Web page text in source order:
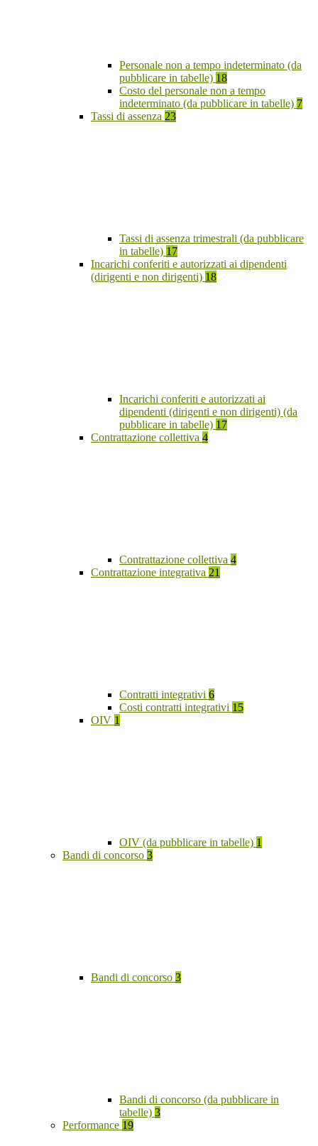
Personale non a tempo indeterminato (da
pubblicare in tabelle) 18
Costo del personale non a tempo
indeterminato (da pubblicare in tabelle) 7
Tassi di assenza 23
Tassi di assenza trimestrali (da pubblicare
in tabelle) 17
Incarichi conferiti e autorizzati ai dipendenti
(dirigenti e non dirigenti) 18
Incarichi conferiti e autorizzati ai
dipendenti (dirigenti e non dirigenti) (da
pubblicare in tabelle) 17
Contrattazione collettiva 4
Contrattazione collettiva 4
Contrattazione integrativa 21
Contratti integrativi 6
Costi contratti integrativi 15
OIV 1
OIV (da pubblicare in tabelle) 1
Bandi di concorso 3
Bandi di concorso 3
Bandi di concorso (da pubblicare in
tabelle) 3
Performance 19